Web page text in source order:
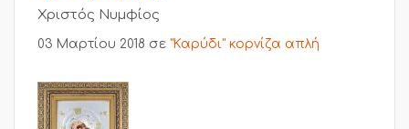
Χριστός Νυμφίος
03 Μαρτίου 2018 σε "Καρύδι" κορνίζα απλή